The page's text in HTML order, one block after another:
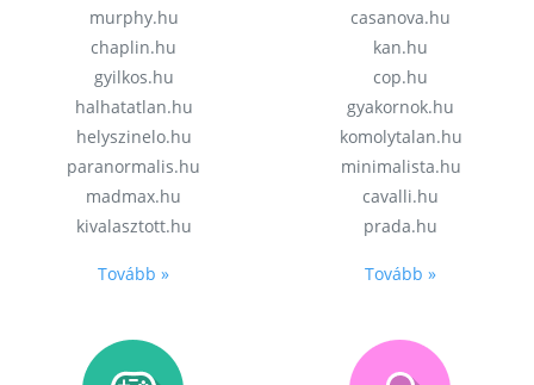
murphy.hu
chaplin.hu
gyilkos.hu
halhatatlan.hu
helyszinelo.hu
paranormalis.hu
madmax.hu
kivalasztott.hu
Tovább »
casanova.hu
kan.hu
cop.hu
gyakornok.hu
komolytalan.hu
minimalista.hu
cavalli.hu
prada.hu
Tovább »